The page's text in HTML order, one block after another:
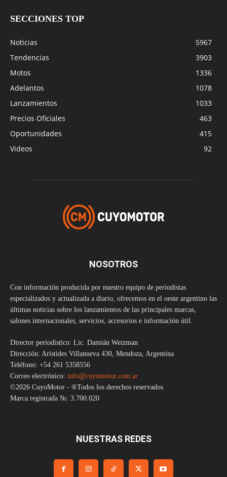
SECCIONES TOP
Noticias
5967
Tendencias
3903
Motos
1336
Adelantos
1078
Lanzamientos
1033
Precios Oficiales
463
Oportunidades
415
Videos
92
NOSOTROS
Con información producida por nuestro equipo de periodistas
especializados y actualizada a diario, ofrecemos en el oeste argentino las
últimas noticias sobre los lanzamientos de las principales marcas,
salones internacionales, servicios, accesorios e información útil.
Director periodístico: Lic. Damián Weizman
Dirección: Arístides Villanueva 430, Mendoza, Argentina
Teléfono: +54 261 5358556
Correo electrónico: info@cuyomotor.com.ar
©2026 CuyoMotor - ®Todos los derechos reservados
Marca registrada №: 3.700.020
NUESTRAS REDES